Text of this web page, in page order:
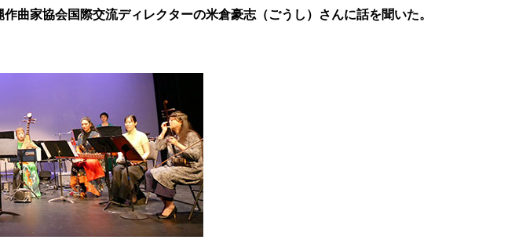
家協会国際交流ディレクターの米倉豪志（ごうし）さんに話を聞いた。